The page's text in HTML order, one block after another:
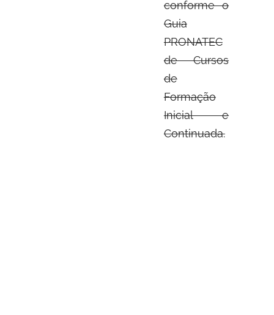
conforme o
Guia
PRONATEC
de Cursos
de
Formação
Inicial e
Continuada.